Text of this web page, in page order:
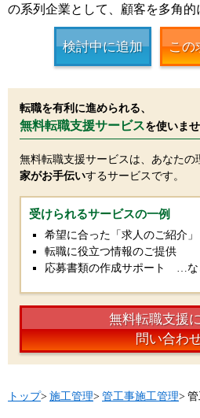
の系列企業として、顧客を多角的
検討中に追加 この
転職を有利に進められる、
無料転職支援サービスを使いま
無料転職支援サービスは、あなたの
家がお手伝いするサービスです。
受けられるサービスの一例
希望に合った「求人のご紹介」
転職に役立つ情報のご提供
応募書類の作成サポート …な
無料転職支援
問い合わ
トップ> 施工管理> 管工事施工管理>